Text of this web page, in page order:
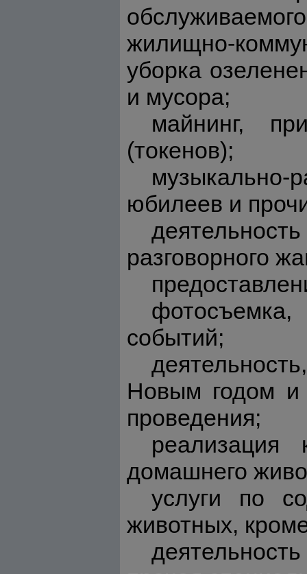
жилищно-
уборка
и мусора;
майнинг,
(токенов);
юбилеев и
разговорного
событий;
Новым годом и
проведения;
домашнего
услуги по
животных,